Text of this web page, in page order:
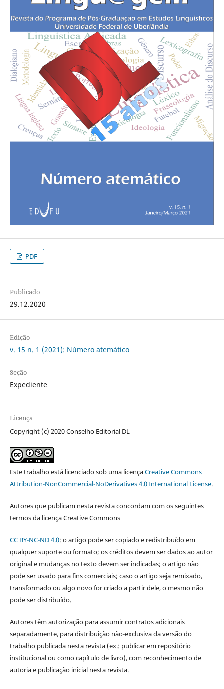
PDF
Publicado
29.12.2020
Edição
v. 15 n. 1 (2021): Número atemático
Seção
Expediente
Licença
Copyright (c) 2020 Conselho Editorial DL
Este trabalho está licenciado sob uma licençaCreative Commons
Attribution-NonCommercial-NoDerivatives 4.0 International License.
Autores que publicam nesta revista concordam com os seguintes
termos da licença Creative Commons
CC BY-NC-ND 4.0: o artigo pode ser copiado e redistribuído em
qualquer suporte ou formato; os créditos devem ser dados ao autor
original e mudanças no texto devem ser indicadas; o artigo não
pode ser usado para fins comerciais; caso o artigo seja remixado,
transformado ou algo novo for criado a partir dele, o mesmo não
pode ser distribuído.
Autores têm autorização para assumir contratos adicionais
separadamente, para distribuição não-exclusiva da versão do
trabalho publicada nesta revista (ex.: publicar em repositório
institucional ou como capítulo de livro), com reconhecimento de
autoria e publicação inicial nesta revista.